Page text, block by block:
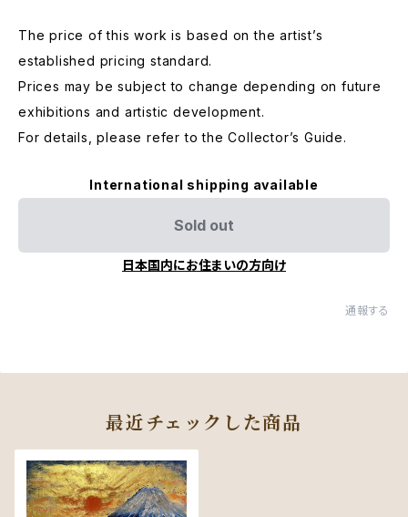
The price of this work is based on the artist’s
established pricing standard.
Prices may be subject to change depending on future
exhibitions and artistic development.
For details, please refer to the Collector’s Guide.
International shipping available
Sold out
日本国内にお住まいの方向け
通報する
最近チェックした商品